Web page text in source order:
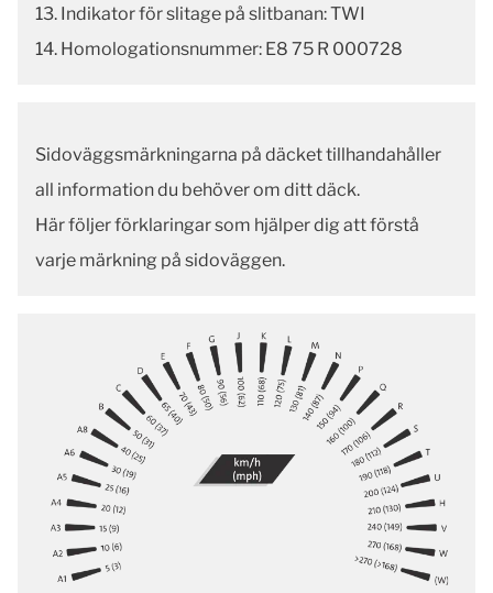
13. Indikator för slitage på slitbanan: TWI
14. Homologationsnummer: E8 75 R 000728
Sidoväggsmärkningarna på däcket tillhandahåller
all information du behöver om ditt däck.
Här följer förklaringar som hjälper dig att förstå
varje märkning på sidoväggen.